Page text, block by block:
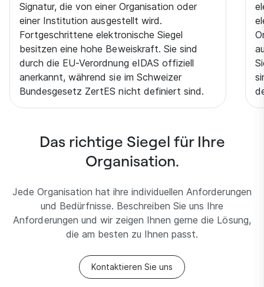
Signatur, die von einer Organisation oder
einer Institution ausgestellt wird.
Fortgeschrittene elektronische Siegel
besitzen eine hohe Beweiskraft. Sie sind
durch die EU-Verordnung eIDAS offiziell
anerkannt, während sie im Schweizer
Bundesgesetz ZertES nicht definiert sind.
Das richtige Siegel für Ihre
Organisation.
Jede Organisation hat ihre individuellen Anforderungen
und Bedürfnisse. Beschreiben Sie uns Ihre
Anforderungen und wir zeigen Ihnen gerne die Lösung,
die am besten zu Ihnen passt.
Kontaktieren Sie uns